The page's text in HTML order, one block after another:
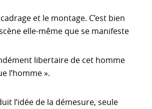
et le montage. C’est bien
elle-même que se manifeste
libertaire de cet homme
l’homme ».
l’idée de la démesure, seule